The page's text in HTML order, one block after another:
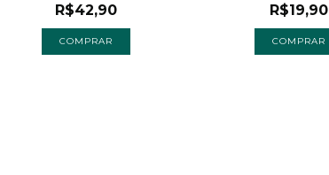
R$42,90
COMPRAR
R$19,90
COMPRAR